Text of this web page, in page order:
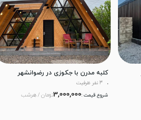
کلبه مدرن با جکوزی در رضوانشهر
3 نفر ظرفیت
شروع قیمت :3,000,000تومان / هرشب